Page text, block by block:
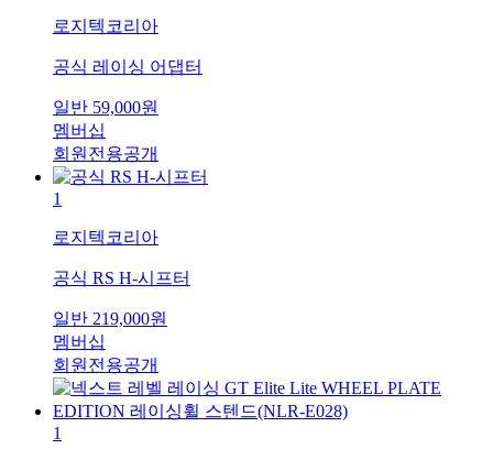
로지텍코리아
공식 레이싱 어댑터
일반 59,000원
멤버십
회원전용공개
1
로지텍코리아
공식 RS H-시프터
일반 219,000원
멤버십
회원전용공개
1